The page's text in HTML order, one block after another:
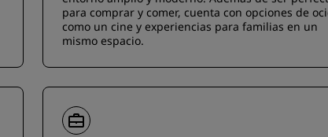
para comprar y comer, cuenta con opciones de
como un cine y experiencias para familias en un
mismo espacio.